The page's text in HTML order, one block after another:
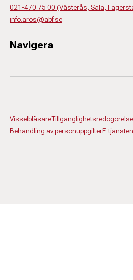
021-470 75 00 (Västerås, Sala,
info.aros@abf.se
Navigera
VisselblåsareTillgänglighetsredogörelse
Behandling av personuppgifterE-tjänsten